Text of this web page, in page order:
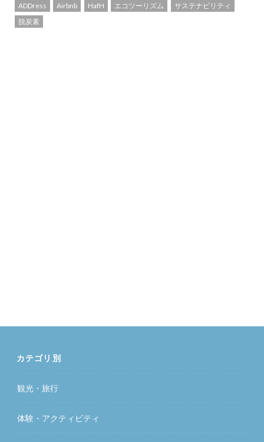
ADDress
Airbnb HafH エコツーリズム
サステナビリティ
脱炭素
カテゴリ別
観光・旅行
体験・アクティビティ